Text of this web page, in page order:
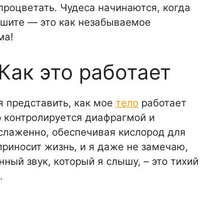
Чудеса начинаются, когда
— это как незабываемое
это работает
как мое тело работает
диафрагмой и
обеспечивая кислород для
жизнь, и я даже не замечаю,
звук, который я слышу, – это тихий